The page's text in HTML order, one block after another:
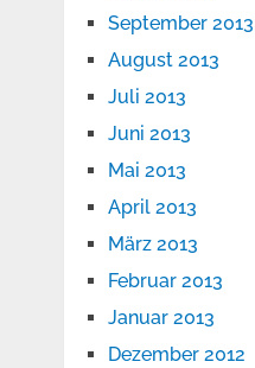
September 2013
August 2013
Juli 2013
Juni 2013
Mai 2013
April 2013
März 2013
Februar 2013
Januar 2013
Dezember 2012